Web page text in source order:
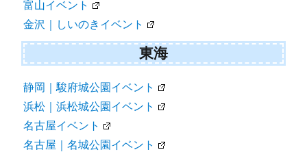
富山イベント
金沢｜しいのきイベント
東海
静岡｜駿府城公園イベント
浜松｜浜松城公園イベント
名古屋イベント
名古屋｜名城公園イベント